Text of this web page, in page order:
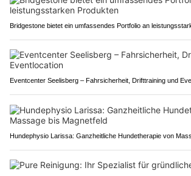
Bridgestone bietet ein umfassendes Portfolio an
Eventcenter Seelisberg – Fahrsicherheit, Drifttraining und
Hundephysio Larissa: Ganzheitliche Hundetherapie von